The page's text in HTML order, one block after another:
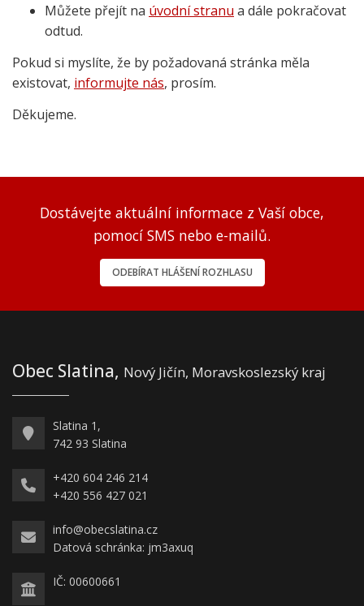
Můžete přejít na úvodní stranu a dále pokračovat
odtud.
Pokud si myslíte, že by požadovaná stránka měla
existovat, informujte nás, prosím.
Děkujeme.
Dostávejte aktuální informace z Vaší obce,
pomocí SMS nebo e-mailů.
ODEBÍRAT HLÁŠENÍ ROZHLASU
Obec Slatina, Nový Jičín, Moravskoslezský kraj
Slatina 1,
742 93 Slatina
+420 604 246 214
+420 556 427 021
info@obecslatina.cz
Datová schránka: jm3axuq
IČ: 00600661